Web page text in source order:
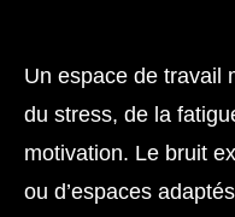
Un espace de travail
du stress, de la
motivation. Le bruit
ou d’espaces